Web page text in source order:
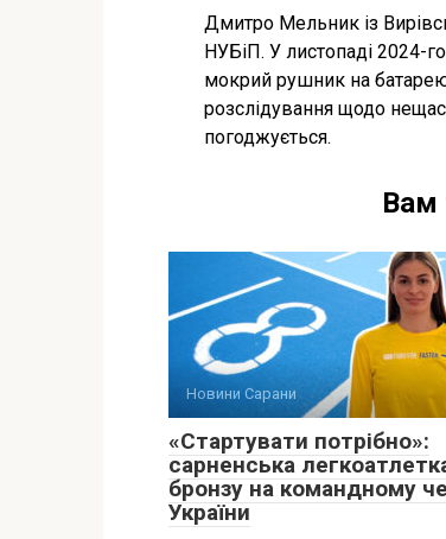
Дмитро Мельник із
НУБіП. У листопаді 2024-
мокрий рушник на батарею.
розслідування щодо
погоджується.
Вам
Новини Сарани
«Стартувати потрібно»:
сарненська
бронзу на командному
України